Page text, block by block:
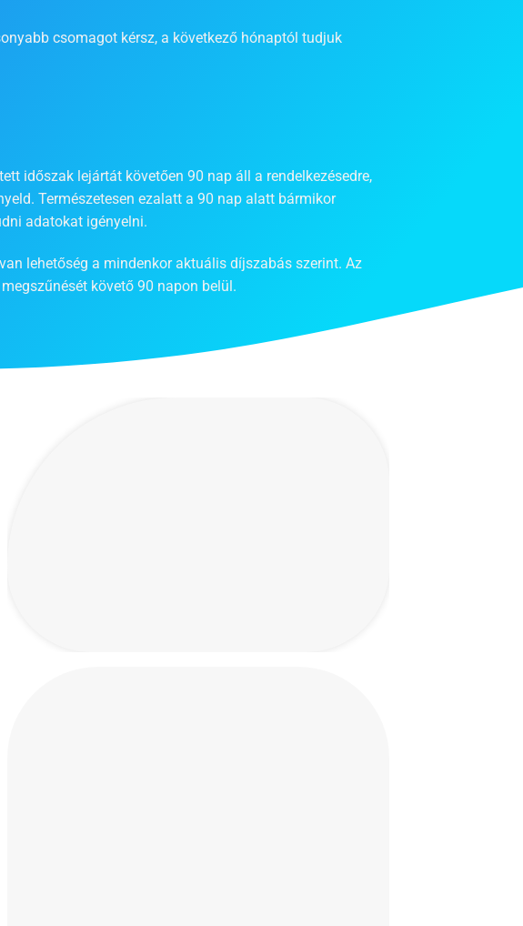
csomagot kérsz, a következő hónaptól tudjuk
időszak lejártát követően 90 nap áll a rendelkezésedre,
Természetesen ezalatt a 90 nap alatt bármikor
adatokat igényelni.
lehetőség a mindenkor aktuális díjszabás szerint. Az
követő 90 napon belül.